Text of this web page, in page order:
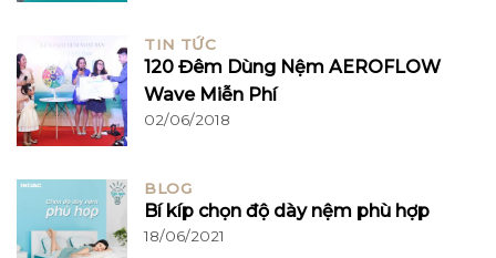
TIN TỨC
120 Đêm Dùng Nệm AEROFLOW
Wave Miễn Phí
02/06/2018
BLOG
Bí kíp chọn độ dày nệm phù hợp
18/06/2021